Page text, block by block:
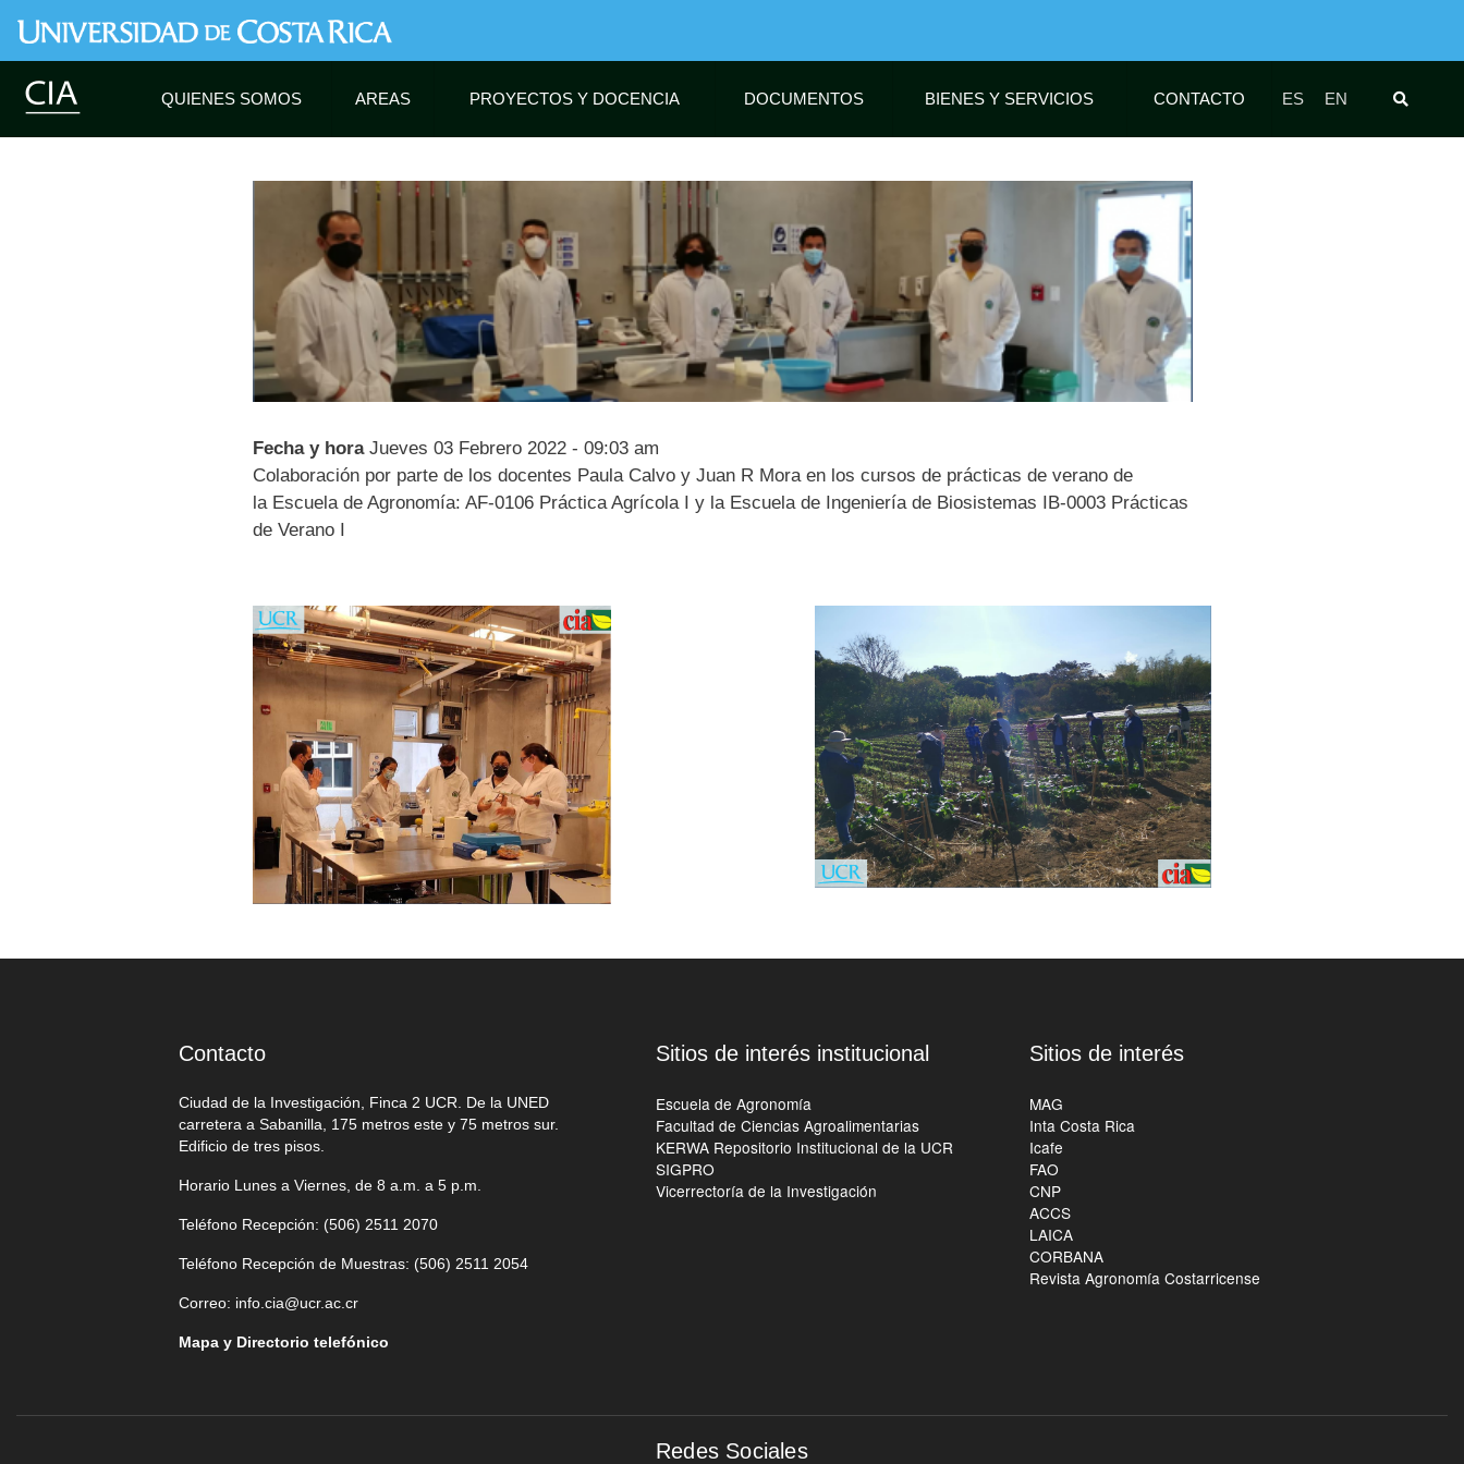
principal
QUIENES SOMOS AREAS PROYECTOS Y DOCENCIA DOCUMENTOS BIENES Y SERVICIOS CONTACTO ES EN
Fecha y hora Jueves 03 Febrero 2022 - 09:03 am
Colaboración por parte de los docentes Paula Calvo y Juan R Mora en los cursos de prácticas de verano de
la Escuela de Agronomía: AF-0106 Práctica Agrícola I y la Escuela de Ingeniería de Biosistemas IB-0003 Prácticas
de Verano I
Contacto
Ciudad de la Investigación, Finca 2 UCR. De la UNED
carretera a Sabanilla, 175 metros este y 75 metros sur.
Edificio de tres pisos.
Horario Lunes a Viernes, de 8 a.m. a 5 p.m.
Teléfono Recepción: (506) 2511 2070
Teléfono Recepción de Muestras: (506) 2511 2054
Correo: info.cia@ucr.ac.cr
Mapa y Directorio telefónico
Sitios de interés institucional
Escuela de Agronomía
Facultad de Ciencias Agroalimentarias
KERWA Repositorio Institucional de la UCR
SIGPRO
Vicerrectoría de la Investigación
Sitios de interés
MAG
Inta Costa Rica
Icafe
FAO
CNP
ACCS
LAICA
CORBANA
Revista Agronomía Costarricense
Redes Sociales